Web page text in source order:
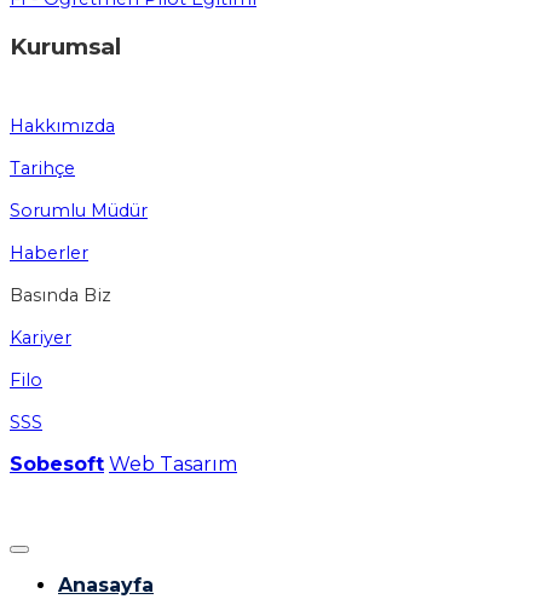
Kurumsal
Hakkımızda
Tarihçe
Sorumlu Müdür
Haberler
Basında Biz
Kariyer
Filo
SSS
Sobesoft Web Tasarım
Anasayfa